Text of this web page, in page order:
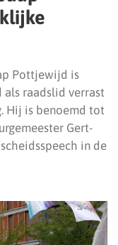
Pottjewijd is
raadslid verrast
Hij is benoemd tot
Gert-
in de